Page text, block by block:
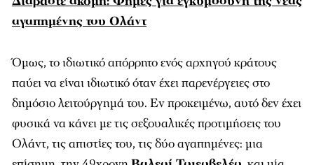
αγαπημένης του Ολάντ
Όμως, το ιδιωτικό απόρρητο ενός αρχηγού κράτους
παύει να είναι ιδιωτικό όταν έχει παρενέργειες στο
δημόσιο λειτούργημά του. Εν προκειμένω, αυτό δεν έχει
φυσικά να κάνει με τις σεξουαλικές προτιμήσεις του
Ολάντ, τις απιστίες του, τις δύο αγαπημένες: μια